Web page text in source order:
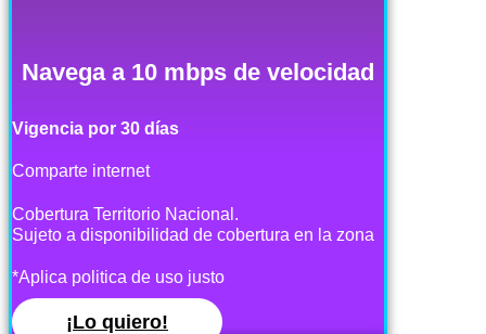
Navega a 10 mbps de velocidad
Vigencia por 30 días
Comparte internet
Cobertura Territorio Nacional.
Sujeto a disponibilidad de cobertura en la zona
*Aplica politica de uso justo
¡Lo quiero!